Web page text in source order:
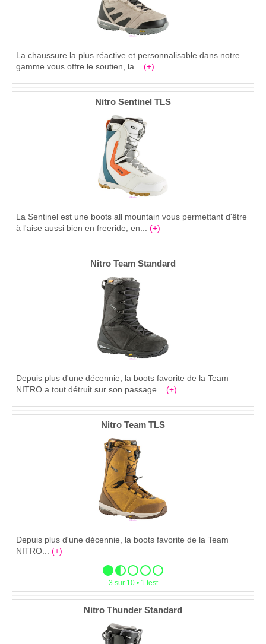
La chaussure la plus réactive et personnalisable dans notre
gamme vous offre le soutien, la... (+)
Nitro Sentinel TLS
La Sentinel est une boots all mountain vous permettant d'être
à l'aise aussi bien en freeride, en... (+)
Nitro Team Standard
Depuis plus d'une décennie, la boots favorite de la Team
NITRO a tout détruit sur son passage... (+)
Nitro Team TLS
Depuis plus d'une décennie, la boots favorite de la Team
NITRO... (+)
3 sur 10 • 1 test
Nitro Thunder Standard